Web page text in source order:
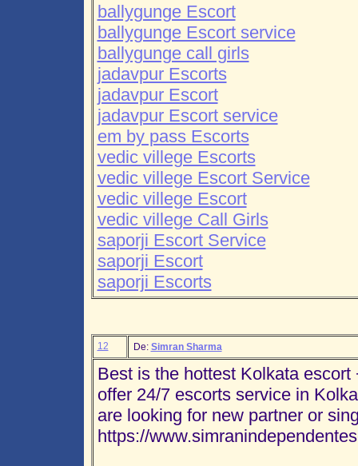
ballygunge Escort
ballygunge Escort service
ballygunge call girls
jadavpur Escorts
jadavpur Escort
jadavpur Escort service
em by pass Escorts
vedic villege Escorts
vedic villege Escort Service
vedic villege Escort
vedic villege Call Girls
saporji Escort Service
saporji Escort
saporji Escorts
12 De: Simran Sharma
Best is the hottest Kolkata escort
offer 24/7 escorts service in
are looking for new partner or
https://